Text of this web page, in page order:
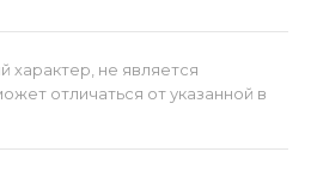
характер, не является
отличаться от указанной в